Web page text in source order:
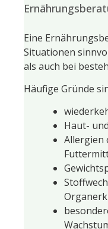
Eine
Situationen
als auch bei
Häufige Gründe
Haut-
Allergien